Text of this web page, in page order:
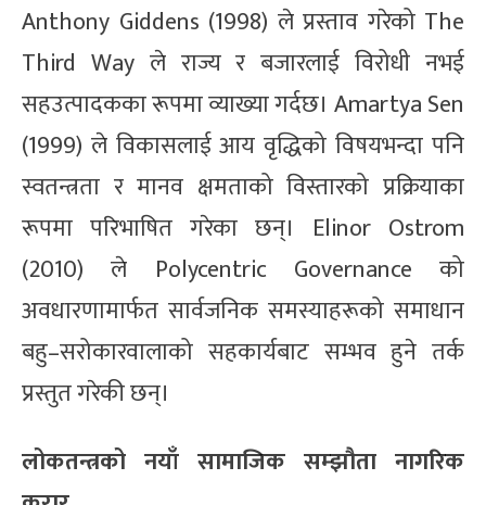
Anthony Giddens (1998) ले प्रस्ताव गरेको The
Third Way ले राज्य र बजारलाई विरोधी नभई
सहउत्पादकका रूपमा व्याख्या गर्दछ। Amartya Sen
(1999) ले विकासलाई आय वृद्धिको विषयभन्दा पनि
स्वतन्त्रता र मानव क्षमताको विस्तारको प्रक्रियाका
रूपमा परिभाषित गरेका छन्। Elinor Ostrom
(2010) ले Polycentric Governance को
अवधारणामार्फत सार्वजनिक समस्याहरूको समाधान
बहु–सरोकारवालाको सहकार्यबाट सम्भव हुने तर्क
प्रस्तुत गरेकी छन्।
लोकतन्त्रको नयाँ सामाजिक सम्झौता नागरिक